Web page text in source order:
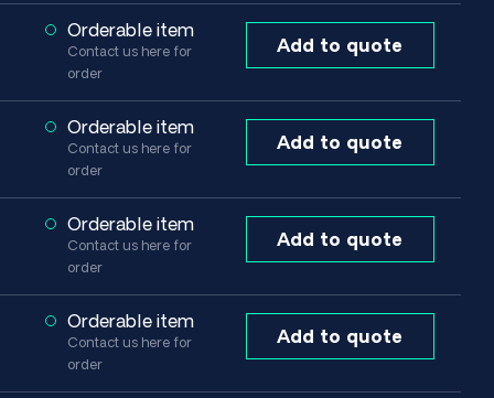
Orderable item
Contact us here for
order
Add to quote
Orderable item
Contact us here for
order
Add to quote
Orderable item
Contact us here for
order
Add to quote
Orderable item
Contact us here for
order
Add to quote